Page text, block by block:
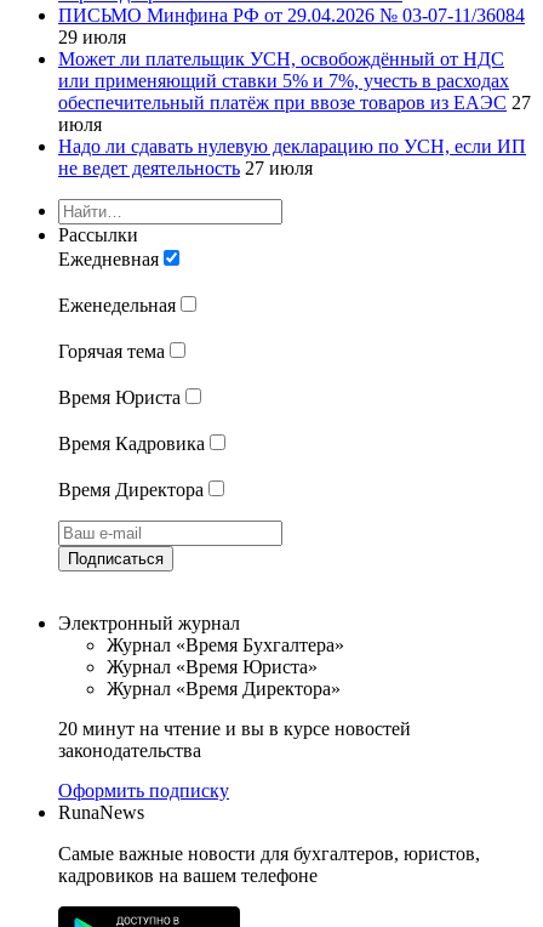
ПИСЬМО Минфина РФ от 29.04.2026 № 03-07-11/36084
29 июля
Может ли плательщик УСН, освобождённый от НДС
или применяющий ставки 5% и 7%, учесть в расходах
обеспечительный платёж при ввозе товаров из ЕАЭС 27
июля
Надо ли сдавать нулевую декларацию по УСН, если ИП
не ведет деятельность 27 июля
Рассылки
Ежедневная
Еженедельная
Горячая тема
Время Юриста
Время Кадровика
Время Директора
Подписаться
Электронный журнал
Журнал «Время Бухгалтера»
Журнал «Время Юриста»
Журнал «Время Директора»
20 минут на чтение и вы в курсе новостей
законодательства
Оформить подписку
RunaNews
Самые важные новости для бухгалтеров, юристов,
кадровиков на вашем телефоне